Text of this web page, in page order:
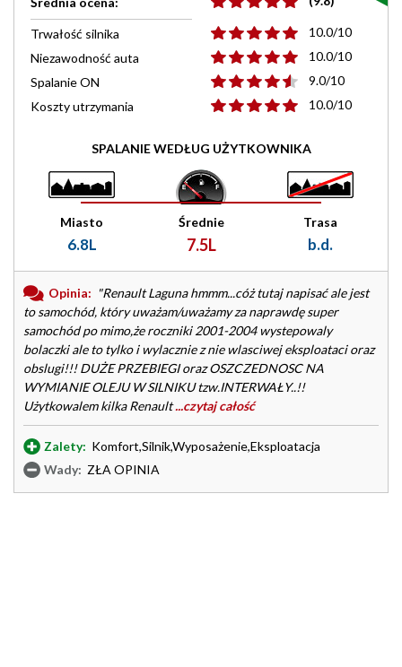
Trwałość silnika
10.0/10
Niezawodność auta
10.0/10
Spalanie ON
9.0/10
Koszty utrzymania
10.0/10
SPALANIE WEDŁUG UŻYTKOWNIKA
Miasto
6.8L
Średnie
7.5L
Trasa
b.d.
Opinia: "Renault Laguna hmmm...cóż tutaj napisać ale jest
to samochód, który uważam/uważamy za naprawdę super
samochód po mimo,że roczniki 2001-2004 wystepowaly
bolaczki ale to tylko i wylacznie z nie wlasciwej eksploataci oraz
obslugi!!! DUŻE PRZEBIEGI oraz OSZCZEDNOSC NA
WYMIANIE OLEJU W SILNIKU tzw.INTERWAŁY..!!
Użytkowalem kilka Renault...czytaj całość
Zalety: Komfort,Silnik,Wyposażenie,Eksploatacja
Wady: ZŁA OPINIA